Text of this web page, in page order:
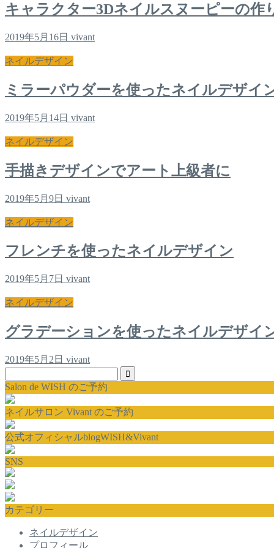
キャラクター3Dネイルスヌーピーの作
2019年5月16日 vivant
ネイルデザイン
ミラーパウダーを使ったネイルデザイ
2019年5月14日 vivant
ネイルデザイン
手描きデザインでアート上級者に
2019年5月9日 vivant
ネイルデザイン
フレンチを使ったネイルデザイン
2019年5月7日 vivant
ネイルデザイン
グラデーションを使ったネイルデザイ
2019年5月2日 vivant
Salon de WISH のご予約
ネイルサロン Vivant のご予約
公式オフィシャルblogWISH&Vivant
SNS
カテゴリー
ネイルデザイン
プロフィール